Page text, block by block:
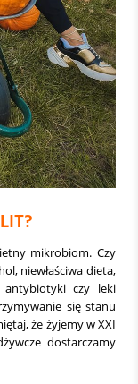
mikrobiom. Czy
niewłaściwa dieta,
antybiotyki czy leki
się stanu
że żyjemy w XXI
dostarczamy